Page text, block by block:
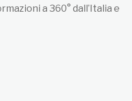
a 360° dall’Italia e